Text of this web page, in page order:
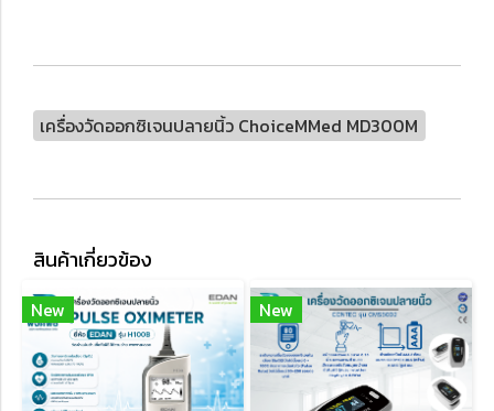
เครื่องวัดออกซิเจนปลายนิ้ว ChoiceMMed MD300M
สินค้าเกี่ยวข้อง
New New